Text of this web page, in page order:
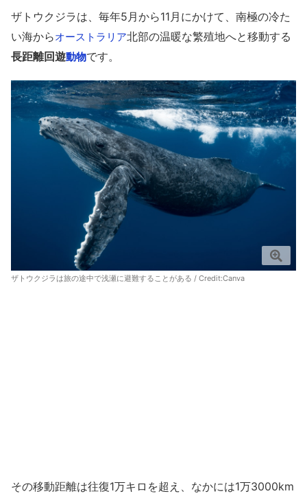
ザトウクジラは、毎年5月から11月にかけて、南極の冷た
い海からオーストラリア北部の温暖な繁殖地へと移動する
長距離回遊動物です。
ザトウクジラは旅の途中で浅瀬に避難することがある / Credit:Canva
その移動距離は往復1万キロを超え、なかには1万3000km